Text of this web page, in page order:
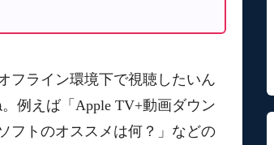
フライン環境下で視聴したいん
例えば「Apple TV+動画ダウン
フトのオススメは何？」などの